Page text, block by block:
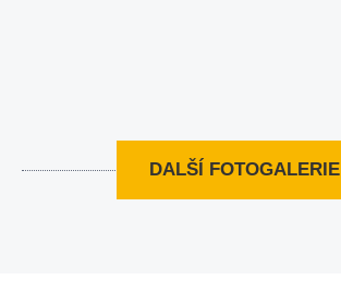
DALŠÍ FOTOGALERIE